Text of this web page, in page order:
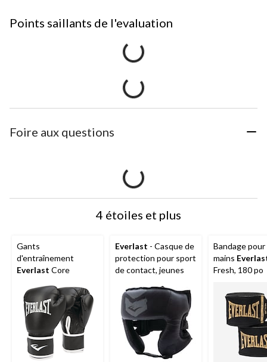
Points saillants de l'evaluation
Foire aux questions
4 étoiles et plus
Gants
d'entraînement
Everlast Core
Everlast - Casque de
protection pour sport
de contact, jeunes
Bandage pour
mains
Fresh, 180 po